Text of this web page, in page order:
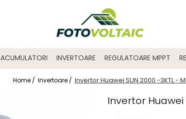
ACUMULATORI INVERTOARE REGULATOARE MPPT
Home / Invertoare / Invertor Huawei SUN 2000 -3KTL -
Invertor Huawei